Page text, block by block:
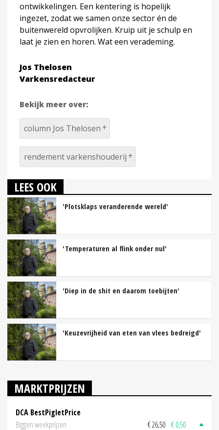
ontwikkelingen. Een kentering is hopelijk
ingezet, zodat we samen onze sector én de
buitenwereld opvrolijken. Kruip uit je schulp en
laat je zien en horen. Wat een verademing.
Jos Thelosen
Varkensredacteur
Bekijk meer over:
column Jos Thelosen
rendement varkenshouderij
LEES OOK
'Plotsklaps veranderende wereld'
'Temperaturen al flink onder nul'
'Diep in de shit en daarom toebijten'
'Keuzevrijheid van eten van vlees bedreigd'
MARKTPRIJZEN
DCA BestPigletPrice
Biggen weekprijzen
€ 26,50 € 0,50